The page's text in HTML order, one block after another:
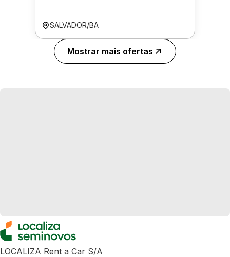
SALVADOR/BA
Mostrar mais ofertas
LOCALIZA Rent a Car S/A